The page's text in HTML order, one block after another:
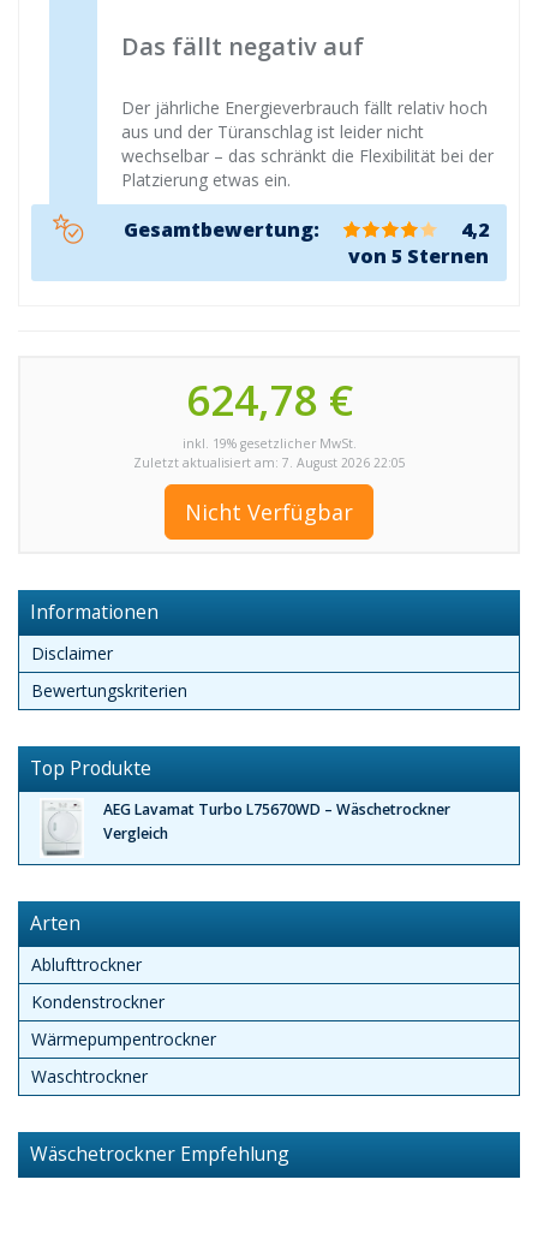
Das fällt negativ auf
Der jährliche Energieverbrauch fällt relativ hoch
aus und der Türanschlag ist leider nicht
wechselbar – das schränkt die Flexibilität bei der
Platzierung etwas ein.
Gesamtbewertung:
4,2
von 5 Sternen
624,78 €
inkl. 19% gesetzlicher MwSt.
Zuletzt aktualisiert am: 7. August 2026 22:05
Nicht Verfügbar
Informationen
Disclaimer
Bewertungskriterien
Top Produkte
AEG Lavamat Turbo L75670WD – Wäschetrockner
Vergleich
Arten
Ablufttrockner
Kondenstrockner
Wärmepumpentrockner
Waschtrockner
Wäschetrockner Empfehlung